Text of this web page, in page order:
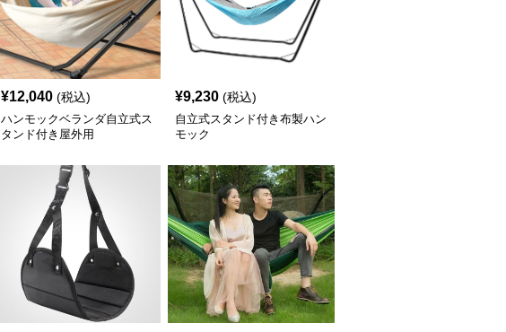
¥12,040 (税込)
ハンモックベランダ自立式ス
タンド付き屋外用
¥9,230 (税込)
自立式スタンド付き布製ハン
モック